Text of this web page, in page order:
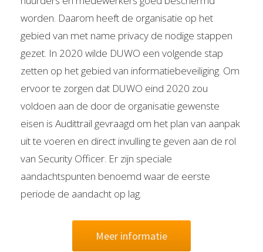
worden. Daarom heeft de organisatie op het
gebied van met name privacy de nodige stappen
gezet. In 2020 wilde DUWO een volgende stap
zetten op het gebied van informatiebeveiliging. Om
ervoor te zorgen dat DUWO eind 2020 zou
voldoen aan de door de organisatie gewenste
eisen is Audittrail gevraagd om het plan van aanpak
uit te voeren en direct invulling te geven aan de rol
van Security Officer. Er zijn speciale
aandachtspunten benoemd waar de eerste
periode de aandacht op lag.
Meer informatie